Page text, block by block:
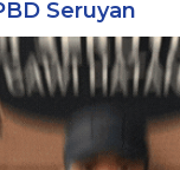
Seruyan